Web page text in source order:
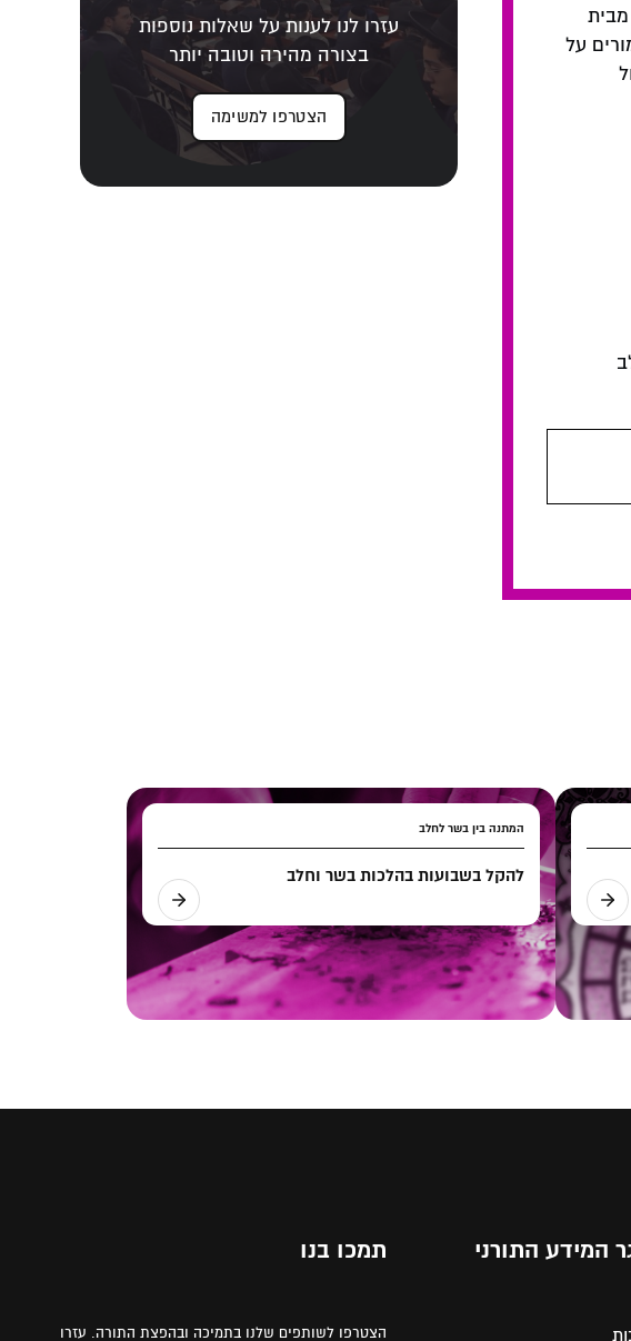
על
עזרו לנו לענות על שאלות נוספות
בצורה מהירה וטובה יותר
הצטרפו למשימה
המתנה בין בשר לחלב
להקל בשבועות בהלכות בשר וחלב
המידע התורני תמכו בנו
הצטרפו לשותפים שלנו בתמיכה ובהפצת התורה. עזרו